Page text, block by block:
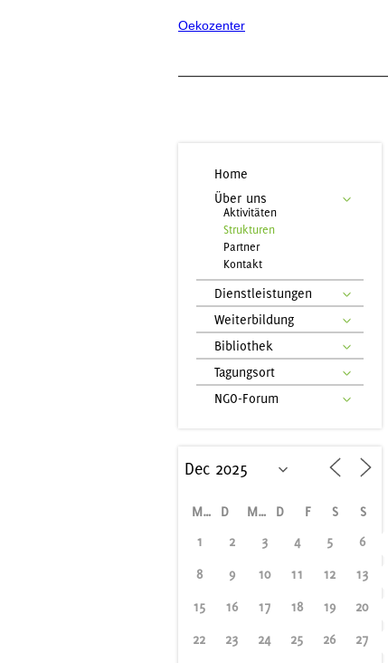
Oekozenter
Home
Über uns
Aktivitäten
Strukturen
Partner
Kontakt
Dienstleistungen
Weiterbildung
Bibliothek
Tagungsort
NGO-Forum
M D M D F S
S
1
2 3 4 5 6
8 9 10 11 12 13
15 16 17 18 19 20
22 23 24 25 26 27